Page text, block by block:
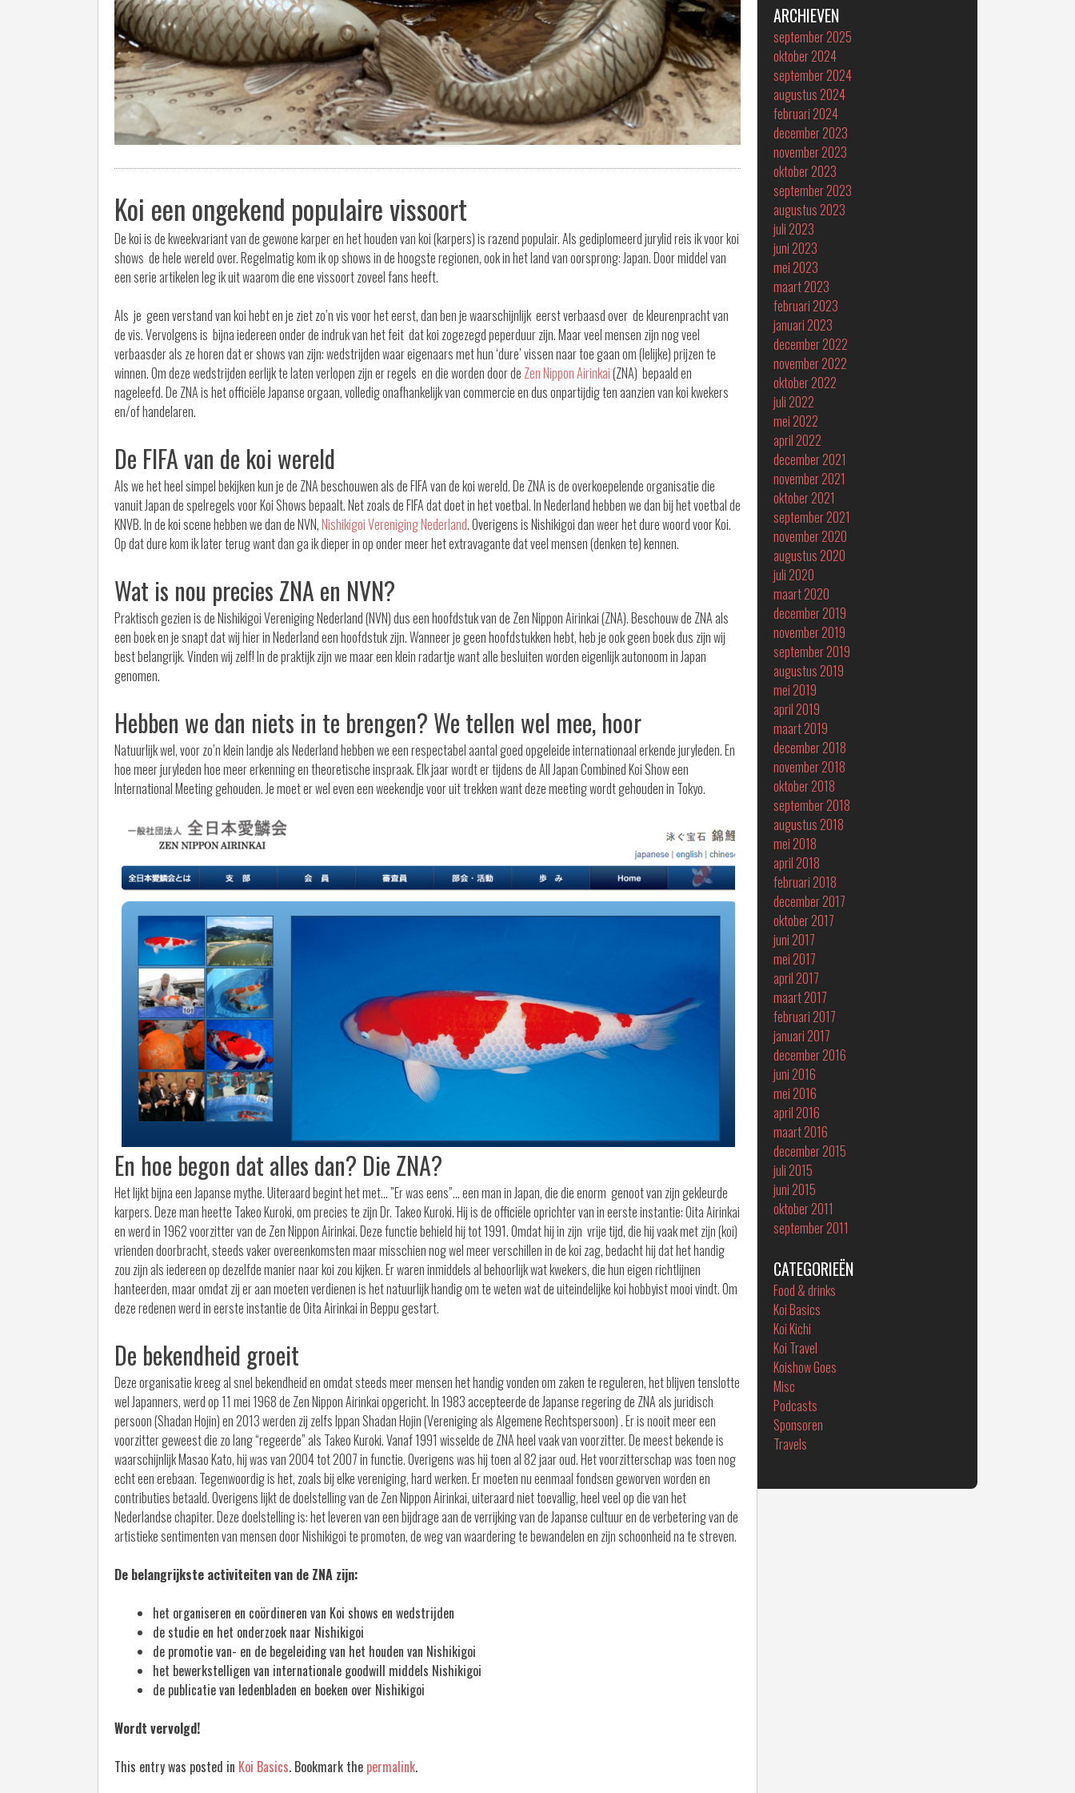
Koi een ongekend populaire vissoort
De koi is de kweekvariant van de gewone karper en het houden van koi (karpers) is razend populair. Als gediplomeerd jurylid reis ik voor koi
shows de hele wereld over. Regelmatig kom ik op shows in de hoogste regionen, ook in het land van oorsprong: Japan. Door middel van
een serie artikelen leg ik uit waarom die ene vissoort zoveel fans heeft.
Als je geen verstand van koi hebt en je ziet zo’n vis voor het eerst, dan ben je waarschijnlijk eerst verbaasd over de kleurenpracht van
de vis. Vervolgens is bijna iedereen onder de indruk van het feit dat koi zogezegd peperduur zijn. Maar veel mensen zijn nog veel
verbaasder als ze horen dat er shows van zijn: wedstrijden waar eigenaars met hun ‘dure’ vissen naar toe gaan om (lelijke) prijzen te
winnen. Om deze wedstrijden eerlijk te laten verlopen zijn er regels en die worden door de Zen Nippon Airinkai(ZNA) bepaald en
nageleefd. De ZNA is het officiële Japanse orgaan, volledig onafhankelijk van commercie en dus onpartijdig ten aanzien van koi kwekers
en/of handelaren.
De FIFA van de koi wereld
Als we het heel simpel bekijken kun je de ZNA beschouwen als de FIFA van de koi wereld. De ZNA is de overkoepelende organisatie die
vanuit Japan de spelregels voor Koi Shows bepaalt. Net zoals de FIFA dat doet in het voetbal. In Nederland hebben we dan bij het voetbal de
KNVB. In de koi scene hebben we dan de NVN,Nishikigoi Vereniging Nederland. Overigens is Nishikigoi dan weer het dure woord voor Koi.
Op dat dure kom ik later terug want dan ga ik dieper in op onder meer het extravagante dat veel mensen (denken te) kennen.
Wat is nou precies ZNA en NVN?
Praktisch gezien is de Nishikigoi Vereniging Nederland (NVN) dus een hoofdstuk van de Zen Nippon Airinkai (ZNA). Beschouw de ZNA als
een boek en je snapt dat wij hier in Nederland een hoofdstuk zijn. Wanneer je geen hoofdstukken hebt, heb je ook geen boek dus zijn wij
best belangrijk. Vinden wij zelf! In de praktijk zijn we maar een klein radartje want alle besluiten worden eigenlijk autonoom in Japan
genomen.
Hebben we dan niets in te brengen? We tellen wel mee, hoor
Natuurlijk wel, voor zo’n klein landje als Nederland hebben we een respectabel aantal goed opgeleide internationaal erkende juryleden. En
hoe meer juryleden hoe meer erkenning en theoretische inspraak. Elk jaar wordt er tijdens de All Japan Combined Koi Show een
International Meeting gehouden. Je moet er wel even een weekendje voor uit trekken want deze meeting wordt gehouden in Tokyo.
En hoe begon dat alles dan? Die ZNA?
Het lijkt bijna een Japanse mythe. Uiteraard begint het met… ”Er was eens”… een man in Japan, die die enorm genoot van zijn gekleurde
karpers. Deze man heette Takeo Kuroki, om precies te zijn Dr. Takeo Kuroki. Hij is de officiële oprichter van in eerste instantie: Oita Airinkai
en werd in 1962 voorzitter van de Zen Nippon Airinkai. Deze functie behield hij tot 1991. Omdat hij in zijn vrije tijd, die hij vaak met zijn (koi)
vrienden doorbracht, steeds vaker overeenkomsten maar misschien nog wel meer verschillen in de koi zag, bedacht hij dat het handig
zou zijn als iedereen op dezelfde manier naar koi zou kijken. Er waren inmiddels al behoorlijk wat kwekers, die hun eigen richtlijnen
hanteerden, maar omdat zij er aan moeten verdienen is het natuurlijk handig om te weten wat de uiteindelijke koi hobbyist mooi vindt. Om
deze redenen werd in eerste instantie de Oita Airinkai in Beppu gestart.
De bekendheid groeit
Deze organisatie kreeg al snel bekendheid en omdat steeds meer mensen het handig vonden om zaken te reguleren, het blijven tenslotte
wel Japanners, werd op 11 mei 1968 de Zen Nippon Airinkai opgericht. In 1983 accepteerde de Japanse regering de ZNA als juridisch
persoon (Shadan Hojin) en 2013 werden zij zelfs Ippan Shadan Hojin (Vereniging als Algemene Rechtspersoon) . Er is nooit meer een
voorzitter geweest die zo lang “regeerde” als Takeo Kuroki. Vanaf 1991 wisselde de ZNA heel vaak van voorzitter. De meest bekende is
waarschijnlijk Masao Kato, hij was van 2004 tot 2007 in functie. Overigens was hij toen al 82 jaar oud. Het voorzitterschap was toen nog
echt een erebaan. Tegenwoordig is het, zoals bij elke vereniging, hard werken. Er moeten nu eenmaal fondsen geworven worden en
contributies betaald. Overigens lijkt de doelstelling van de Zen Nippon Airinkai, uiteraard niet toevallig, heel veel op die van het
Nederlandse chapiter. Deze doelstelling is: het leveren van een bijdrage aan de verrijking van de Japanse cultuur en de verbetering van de
artistieke sentimenten van mensen door Nishikigoi te promoten, de weg van waardering te bewandelen en zijn schoonheid na te streven.
De belangrijkste activiteiten van de ZNA zijn:
het organiseren en coördineren van Koi shows en wedstrijden
de studie en het onderzoek naar Nishikigoi
de promotie van- en de begeleiding van het houden van Nishikigoi
het bewerkstelligen van internationale goodwill middels Nishikigoi
de publicatie van ledenbladen en boeken over Nishikigoi
Wordt vervolgd!
This entry was posted in Koi Basics. Bookmark the permalink.
ARCHIEVEN
september 2025
oktober 2024
september 2024
augustus 2024
februari 2024
december 2023
november 2023
oktober 2023
september 2023
augustus 2023
juli 2023
juni 2023
mei 2023
maart 2023
februari 2023
januari 2023
december 2022
november 2022
oktober 2022
juli 2022
mei 2022
april 2022
december 2021
november 2021
oktober 2021
september 2021
november 2020
augustus 2020
juli 2020
maart 2020
december 2019
november 2019
september 2019
augustus 2019
mei 2019
april 2019
maart 2019
december 2018
november 2018
oktober 2018
september 2018
augustus 2018
mei 2018
april 2018
februari 2018
december 2017
oktober 2017
juni 2017
mei 2017
april 2017
maart 2017
februari 2017
januari 2017
december 2016
juni 2016
mei 2016
april 2016
maart 2016
december 2015
juli 2015
juni 2015
oktober 2011
september 2011
CATEGORIEËN
Food & drinks
Koi Basics
Koi Kichi
Koi Travel
Koishow Goes
Misc
Podcasts
Sponsoren
Travels